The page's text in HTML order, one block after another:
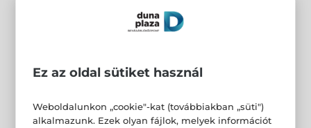
Ez az oldal sütiket használ
Weboldalunkon „cookie"-kat (továbbiakban „süti")
alkalmazunk. Ezek olyan fájlok, melyek információt